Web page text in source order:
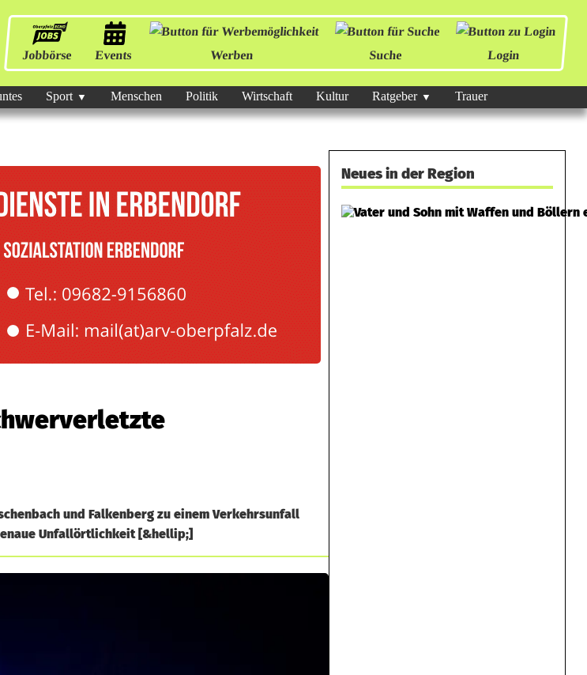
Jobbörse Events Werben Suche Login
Sport Menschen Politik Wirtschaft Kultur Ratgeber Trauer
und Falkenberg zu einem Verkehrsunfall
Unfallörtlichkeit [&hellip;]
Neues in der Region